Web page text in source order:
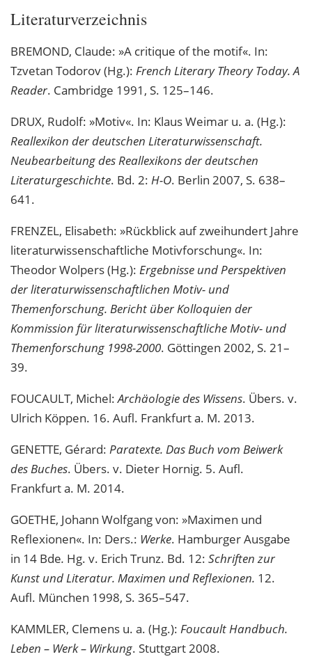
Literaturverzeichnis
BREMOND, Claude: »A critique of the motif«. In:
Tzvetan Todorov (Hg.): French Literary Theory Today. A
Reader. Cambridge 1991, S. 125–146.
DRUX, Rudolf: »Motiv«. In: Klaus Weimar u. a. (Hg.):
Reallexikon der deutschen Literaturwissenschaft.
Neubearbeitung des Reallexikons der deutschen
Literaturgeschichte. Bd. 2: H-O. Berlin 2007, S. 638–
641.
FRENZEL, Elisabeth: »Rückblick auf zweihundert Jahre
literaturwissenschaftliche Motivforschung«. In:
Theodor Wolpers (Hg.): Ergebnisse und Perspektiven
der literaturwissenschaftlichen Motiv- und
Themenforschung. Bericht über Kolloquien der
Kommission für literaturwissenschaftliche Motiv- und
Themenforschung 1998-2000. Göttingen 2002, S. 21–
39.
FOUCAULT, Michel:Archäologie des Wissens. Übers. v.
Ulrich Köppen. 16. Aufl. Frankfurt a. M. 2013.
GENETTE, Gérard: Paratexte. Das Buch vom Beiwerk
des Buches. Übers. v. Dieter Hornig. 5. Aufl.
Frankfurt a. M. 2014.
GOETHE, Johann Wolfgang von: »Maximen und
Reflexionen«. In: Ders.: Werke. Hamburger Ausgabe
in 14 Bde. Hg. v. Erich Trunz. Bd. 12: Schriften zur
Kunst und Literatur. Maximen und Reflexionen. 12.
Aufl. München 1998, S. 365–547.
KAMMLER, Clemens u. a. (Hg.): Foucault Handbuch.
Leben – Werk – Wirkung. Stuttgart 2008.